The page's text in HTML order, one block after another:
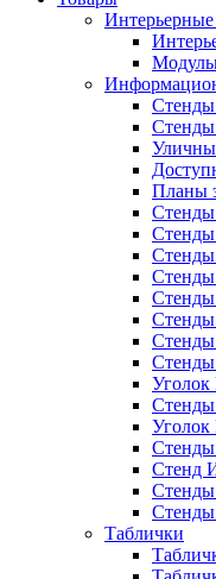
Стенды
Стенды
Планы
Стенды
Стенды
Стенды
Стенды
Стенды
Уголок
Уголок
Стенды
Стенд
Стенды
Таблички